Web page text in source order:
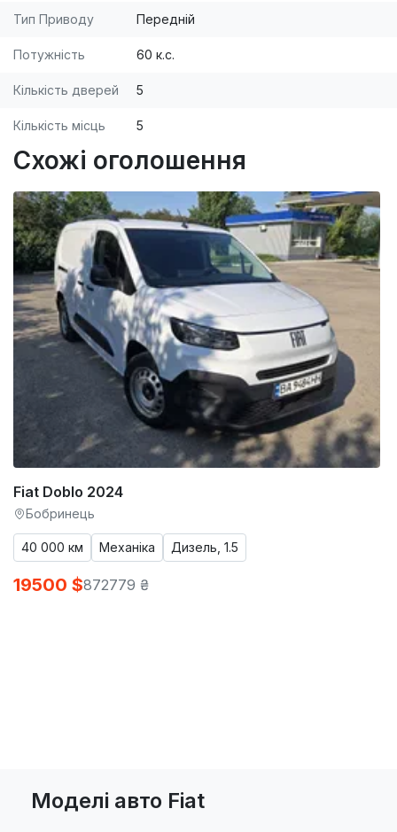
Тип Приводу Передній
Потужність 60 к.с.
Кількість дверей 5
Кількість місць 5
Схожі оголошення
Fiat Doblo 2024
Бобринець
40 000 км Механіка Дизель, 1.5
19500 $872779 ₴
Моделі авто Fiat